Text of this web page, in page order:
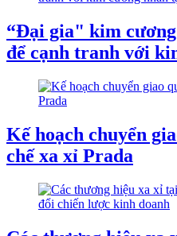
“Đại gia" kim
để cạnh tranh với
Kế hoạch chuyển
chế xa xỉ Prada